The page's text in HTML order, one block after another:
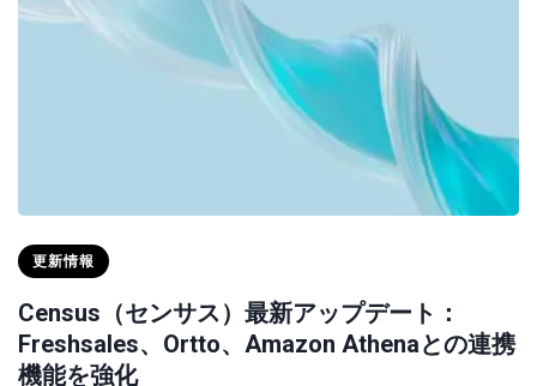
更新情報
Census（センサス）最新アップデート：
Freshsales、Ortto、Amazon Athenaとの連携
機能を強化